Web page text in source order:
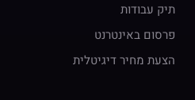
תיק עבודות
פרסום באינטרנט
הצעת מחיר דיגיטלית